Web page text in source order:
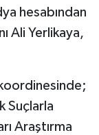
hesabından
Ali Yerlikaya,
Suçlarla
Araştırma